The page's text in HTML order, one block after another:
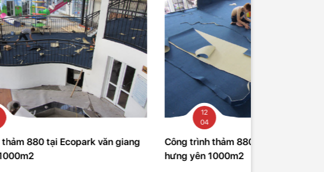
12
Công trình thảm 880 tại Ecopark văn giang